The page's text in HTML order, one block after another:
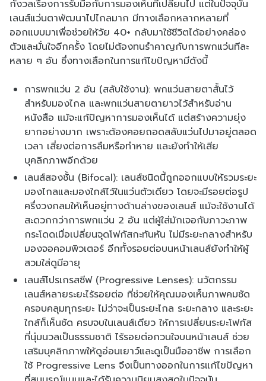
กังวลเรื่องการรับมือกับการมองเห็นที่เปลี่ยนไป แต่ในปัจจุบัน
เลนส์แว่นตาพัฒนาไปไกลมาก มีทางเลือกหลากหลายที่
ออกแบบมาเพื่อช่วยให้วัย 40+ กลับมาใช้ชีวิตได้อย่างคล่อง
ตัวและมั่นใจอีกครั้ง โดยไม่ต้องทนรำคาญกับการพกแว่นทีละ
หลาย ๆ อัน ซึ่งทางเลือกในการแก้ไขปัญหามีดังนี้
การพกแว่น 2 อัน (สลับใช้งาน): พกแว่นสายตาสั้นไว้
สำหรับมองไกล และพกแว่นสายตายาวไว้สำหรับอ่าน
หนังสือ แม้จะแก้ปัญหาการมองเห็นได้ แต่สร้างความยุ่ง
ยากอย่างมาก เพราะต้องคอยถอดสลับแว่นไปมาอยู่ตลอด
เวลา เสี่ยงต่อการลืมหรือทำหาย และยังทำให้เสีย
บุคลิกภาพอีกด้วย
เลนส์สองชั้น (Bifocal): เลนส์ชนิดนี้ถูกออกแบบให้รวมระยะ
มองไกลและมองใกล้ไว้ในแว่นตัวเดียว โดยจะมีรอยต่อรูป
ครึ่งวงกลมให้เห็นอยู่ทางด้านล่างของเลนส์ แม้จะใช้งานได้
สะดวกกว่าการพกแว่น 2 อัน แต่ผู้ใส่มักเจอกับภาวะภาพ
กระโดดเมื่อเปลี่ยนจุดโฟกัสกะทันหัน ไม่มีระยะกลางสำหรับ
มองจอคอมพิวเตอร์ อีกทั้งรอยต่อบนหน้าเลนส์ยังทำให้ผู้
สวมใส่ดูมีอายุ
เลนส์โปรเกรสซีฟ (Progressive Lenses): นวัตกรรม
เลนส์หลายระยะไร้รอยต่อ ที่ช่วยให้คุณมองเห็นภาพคมชัด
ครอบคลุมทุกระยะ ไม่ว่าจะเป็นระยะไกล ระยะกลาง และระยะ
ใกล้ก็เห็นชัด ครบจบในเลนส์เดียว ให้การเปลี่ยนระยะโฟกัส
ที่นุ่มนวลเป็นธรรมชาติ ไร้รอยต่อกวนใจบนหน้าเลนส์ ช่วย
เสริมบุคลิกภาพให้ดูอ่อนเยาว์และดูเป็นมืออาชีพ การเลือก
ใช้ Progressive Lens จึงเป็นทางออกในการแก้ไขปัญหา